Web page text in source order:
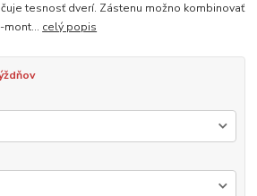
tesnosť dverí. Zástenu možno kombinovať
mont... celý popis